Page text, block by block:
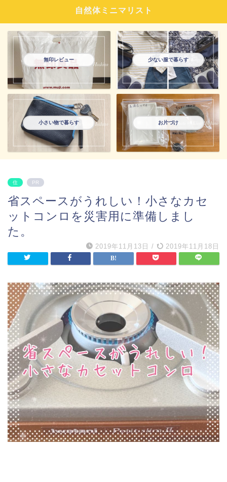
自然体ミニマリスト
無印レビュー 少ない服で暮らす
小さい物で暮らす お片づけ
住 PR
省スペースがうれしい！小さなカセ
ットコンロを災害用に準備しまし
た。
2019年11月13日 / 2019年11月18日